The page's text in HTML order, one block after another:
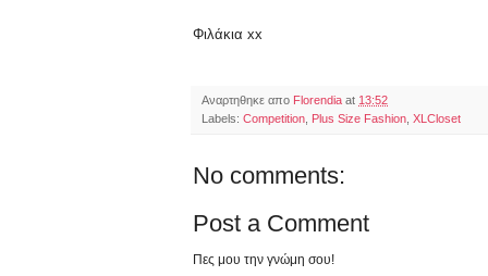
Φιλάκια xx
Αναρτηθηκε απο Florendia at 13:52
Labels: Competition, Plus Size Fashion, XLCloset
No comments:
Post a Comment
Πες μου την γνώμη σου!